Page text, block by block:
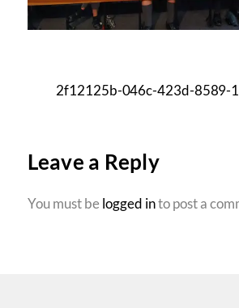
2f12125b-046c-423d-8589-
Leave a Reply
You must belogged into post a